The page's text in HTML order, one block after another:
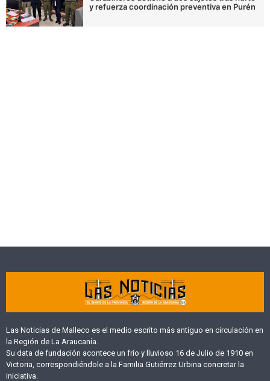
y refuerza coordinación preventiva en Purén
Las Noticias de Malleco es el medio escrito más antiguo en circulación en
la Región de La Araucanía.
Su data de fundación acontece un frío y lluvioso 16 de Julio de 1910 en
Victoria, correspondiéndole a la Familia Gutiérrez Urbina concretar la
iniciativa.